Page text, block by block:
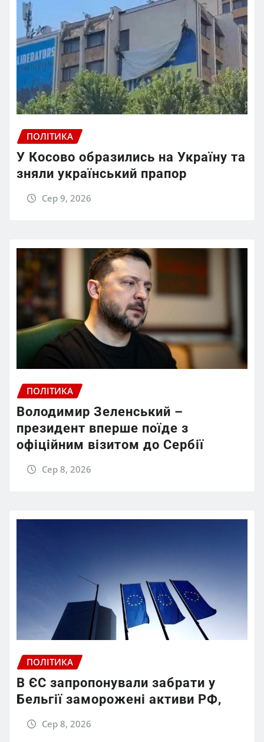
ПОЛІТИКА
У Косово образились на Україну та
зняли український прапор
Сер 9, 2026
ПОЛІТИКА
Володимир Зеленський –
президент вперше поїде з
офіційним візитом до Сербії
Сер 8, 2026
ПОЛІТИКА
В ЄС запропонували забрати у
Бельгії заморожені активи РФ,
Сер 8, 2026